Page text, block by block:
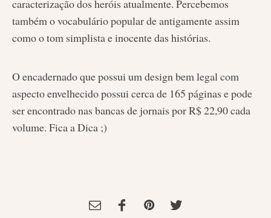
caracterização dos heróis atualmente. Percebemos
também o vocabulário popular de antigamente assim
como o tom simplista e inocente das histórias.
O encadernado que possui um design bem legal com
aspecto envelhecido possui cerca de 165 páginas e pode
ser encontrado nas bancas de jornais por R$ 22,90 cada
volume. Fica a Dica ;)